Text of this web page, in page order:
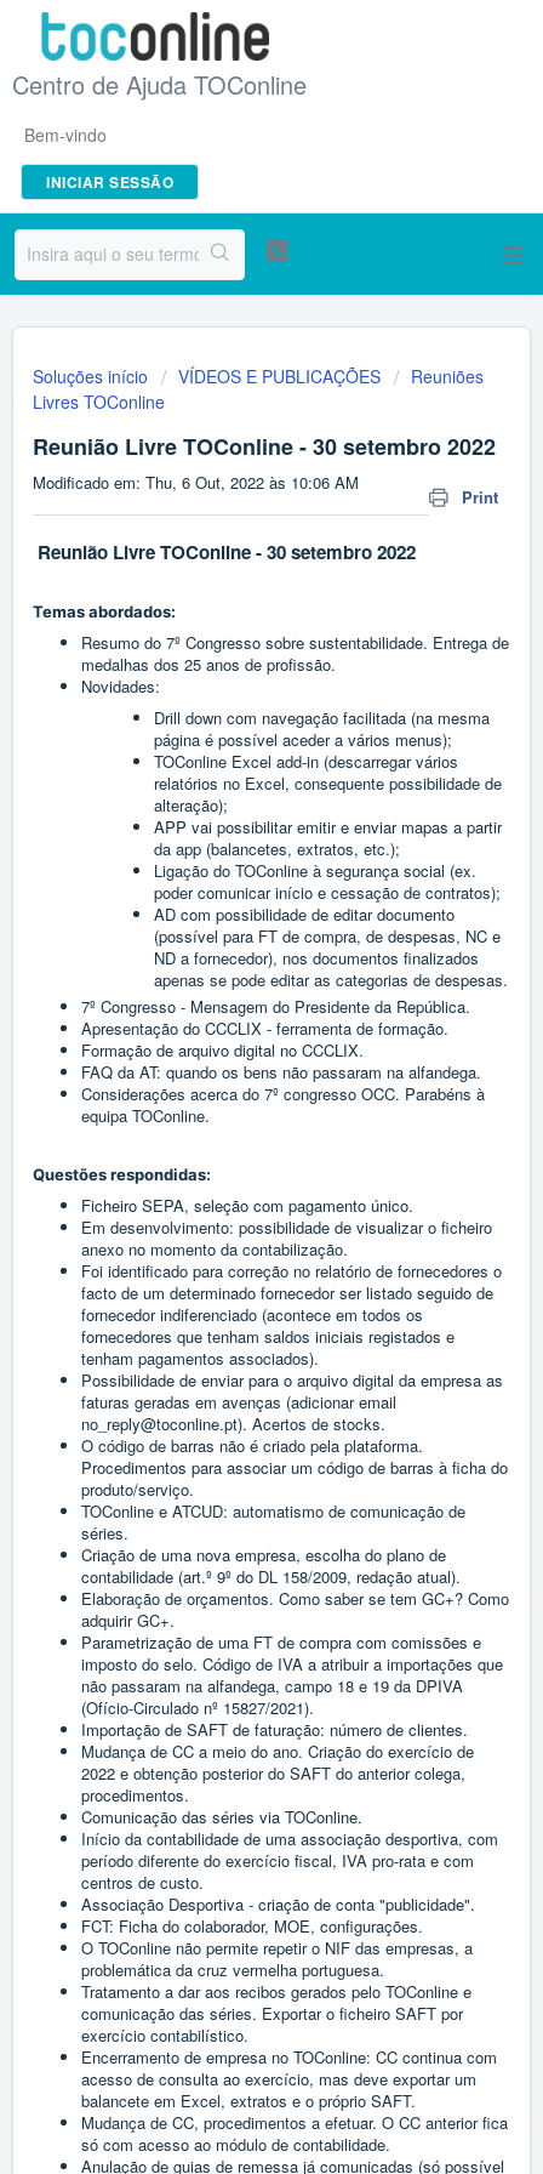
Centro de Ajuda TOConline
Bem-vindo
INICIAR SESSÃO
Soluções início VÍDEOS E PUBLICAÇÕES
Reuniões
Livres TOConline
Reunião Livre TOConline - 30 setembro 2022
Print
Modificado em: Thu, 6 Out, 2022 às 10:06 AM
Reunião Livre TOConline - 30 setembro 2022
Temas abordados:
Resumo do 7º Congresso sobre sustentabilidade. Entrega de
medalhas dos 25 anos de profissão.
Novidades:
Drill down com navegação facilitada (na mesma
página é possível aceder a vários menus);
TOConline Excel add-in (descarregar vários
relatórios no Excel, consequente possibilidade de
alteração);
APP vai possibilitar emitir e enviar mapas a partir
da app (balancetes, extratos, etc.);
Ligação do TOConline à segurança social (ex.
poder comunicar início e cessação de contratos);
AD com possibilidade de editar documento
(possível para FT de compra, de despesas, NC e
ND a fornecedor), nos documentos finalizados
apenas se pode editar as categorias de despesas.
7º Congresso - Mensagem do Presidente da República.
Apresentação do CCCLIX - ferramenta de formação.
Formação de arquivo digital no CCCLIX.
FAQ da AT: quando os bens não passaram na alfandega.
Considerações acerca do 7º congresso OCC. Parabéns à
equipa TOConline.
Questões respondidas:
Ficheiro SEPA, seleção com pagamento único.
Em desenvolvimento: possibilidade de visualizar o ficheiro
anexo no momento da contabilização.
Foi identificado para correção no relatório de fornecedores o
facto de um determinado fornecedor ser listado seguido de
fornecedor indiferenciado (acontece em todos os
fornecedores que tenham saldos iniciais registados e
tenham pagamentos associados).
Possibilidade de enviar para o arquivo digital da empresa as
faturas geradas em avenças (adicionar email
no_reply@toconline.pt). Acertos de stocks.
O código de barras não é criado pela plataforma.
Procedimentos para associar um código de barras à ficha do
produto/serviço.
TOConline e ATCUD: automatismo de comunicação de
séries.
Criação de uma nova empresa, escolha do plano de
contabilidade (art.º 9º do DL 158/2009, redação atual).
Elaboração de orçamentos. Como saber se tem GC+? Como
adquirir GC+.
Parametrização de uma FT de compra com comissões e
imposto do selo. Código de IVA a atribuir a importações que
não passaram na alfandega, campo 18 e 19 da DPIVA
(Ofício-Circulado nº 15827/2021).
Importação de SAFT de faturação: número de clientes.
Mudança de CC a meio do ano. Criação do exercício de
2022 e obtenção posterior do SAFT do anterior colega,
procedimentos.
Comunicação das séries via TOConline.
Início da contabilidade de uma associação desportiva, com
período diferente do exercício fiscal, IVA pro-rata e com
centros de custo.
Associação Desportiva - criação de conta "publicidade".
FCT: Ficha do colaborador, MOE, configurações.
O TOConline não permite repetir o NIF das empresas, a
problemática da cruz vermelha portuguesa.
Tratamento a dar aos recibos gerados pelo TOConline e
comunicação das séries. Exportar o ficheiro SAFT por
exercício contabilístico.
Encerramento de empresa no TOConline: CC continua com
acesso de consulta ao exercício, mas deve exportar um
balancete em Excel, extratos e o próprio SAFT.
Mudança de CC, procedimentos a efetuar. O CC anterior fica
só com acesso ao módulo de contabilidade.
Anulação de guias de remessa já comunicadas (só possível